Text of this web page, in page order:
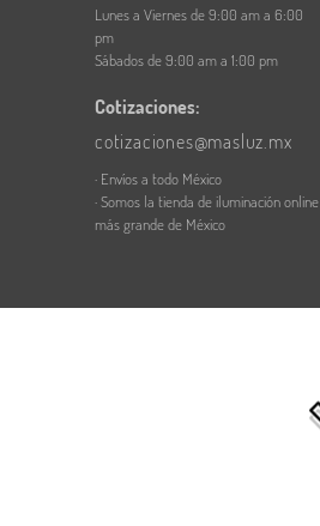
Lunes a Viernes de 9:00 am a 6:00
pm
Sábados de 9:00 am a 1:00 pm
Cotizaciones:
cotizaciones@masluz.mx
· Envíos a todo México
· Somos la tienda de iluminación online
más grande de México